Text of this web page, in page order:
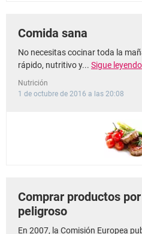
Comida sana
No necesitas cocinar toda la
rápido, nutritivo y... Sigue leyendo
Nutrición
1 de octubre de 2016 a las 20:08
Comprar productos
peligroso
En 2007, la Comisión Europea